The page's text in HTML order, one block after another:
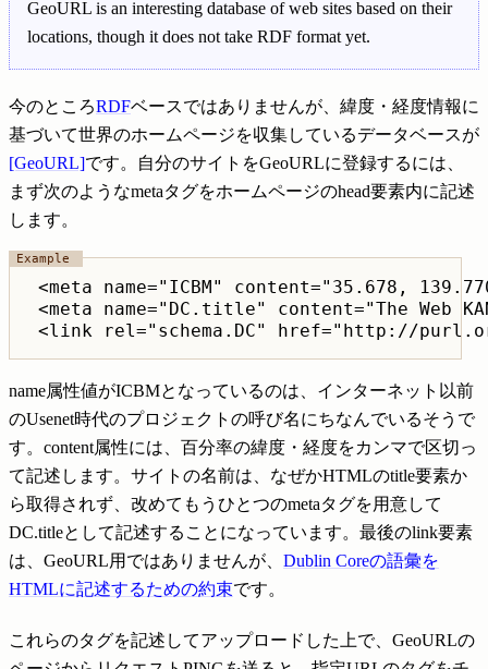
GeoURL is an interesting database of web sites based on their
locations, though it does not take RDF format yet.
今のところRDFベースではありませんが、緯度・経度情報に
基づいて世界のホームページを収集しているデータベースが
[GeoURL]です。自分のサイトをGeoURLに登録するには、
まず次のようなmetaタグをホームページのhead要素内に記述
します。
<meta name="ICBM" content="35.678,
<meta name="DC.title" content="The Web
name属性値がICBMとなっているのは、インターネット以前
のUsenet時代のプロジェクトの呼び名にちなんでいるそうで
す。content属性には、百分率の緯度・経度をカンマで区切っ
て記述します。サイトの名前は、なぜかHTMLのtitle要素か
ら取得されず、改めてもうひとつのmetaタグを用意して
DC.titleとして記述することになっています。最後のlink要素
は、GeoURL用ではありませんが、 Dublin Coreの語彙を
HTMLに記述するための約束です。
これらのタグを記述してアップロードした上で、GeoURLの